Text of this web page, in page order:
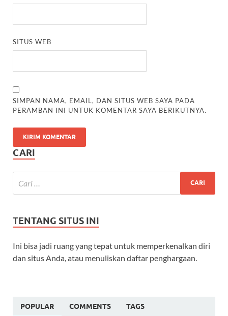
SITUS WEB
SIMPAN NAMA, EMAIL, DAN SITUS WEB SAYA PADA
PERAMBAN INI UNTUK KOMENTAR SAYA BERIKUTNYA.
CARI
TENTANG SITUS INI
Ini bisa jadi ruang yang tepat untuk memperkenalkan diri
dan situs Anda, atau menuliskan daftar penghargaan.
POPULAR COMMENTS TAGS